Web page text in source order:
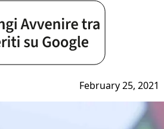
February 25, 2021